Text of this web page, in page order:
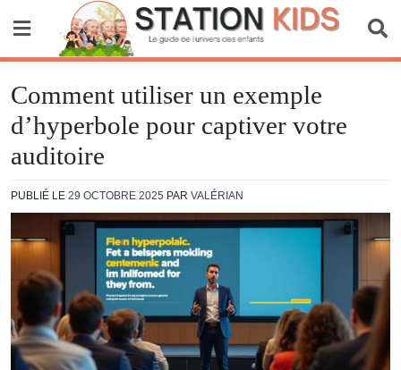
Comment utiliser un exemple
d’hyperbole pour captiver votre
auditoire
PUBLIÉ LE 29 OCTOBRE 2025 PAR VALÉRIAN